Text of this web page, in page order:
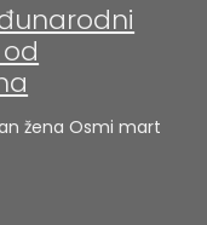
žena Osmi mart